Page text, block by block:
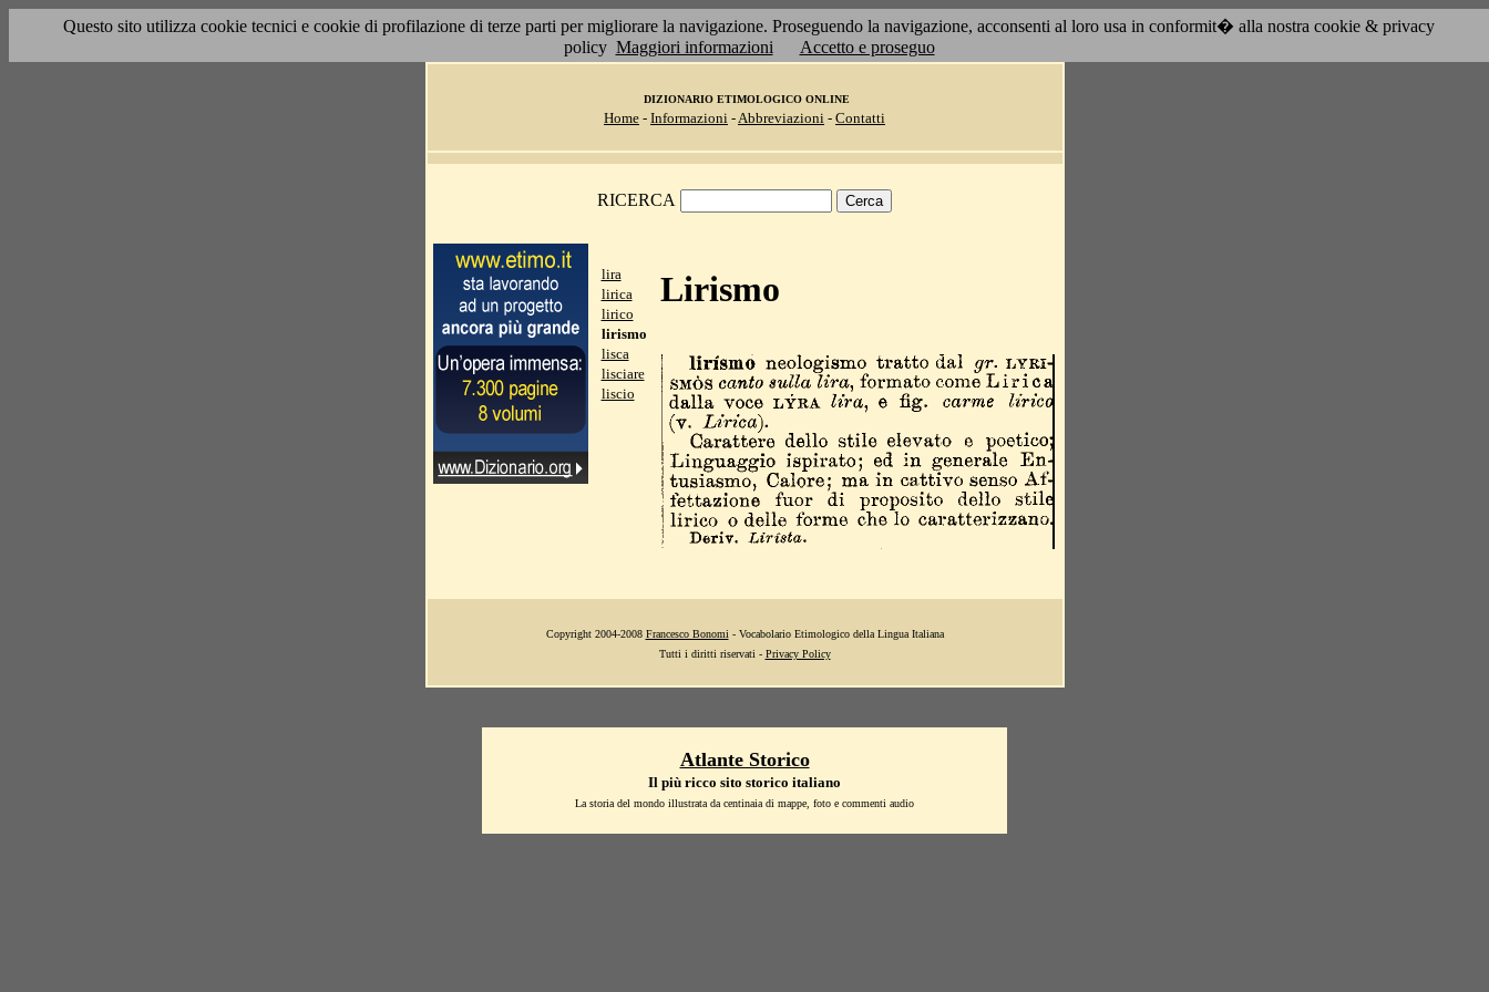
Questo sito utilizza cookie tecnici e cookie di profilazione di terze parti per migliorare la navigazione. Proseguendo la navigazione, acconsenti al loro usa in conformit� alla nostra cookie & privacy
policy Maggiori informazioni Accetto e proseguo
DIZIONARIO ETIMOLOGICO ONLINE
Home - Informazioni -Abbreviazioni - Contatti
RICERCA
lira
lirica
lirico
lirismo
lisca
lisciare
liscio
Lirismo
Copyright 2004-2008 Francesco Bonomi - Vocabolario Etimologico della Lingua Italiana
Tutti i diritti riservati - Privacy Policy
Atlante Storico
Il più ricco sito storico italiano
La storia del mondo illustrata da centinaia di mappe, foto e commenti audio